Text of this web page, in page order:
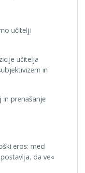
učitelji
učitelja
in
in prenašanje
eros: med
da ve«